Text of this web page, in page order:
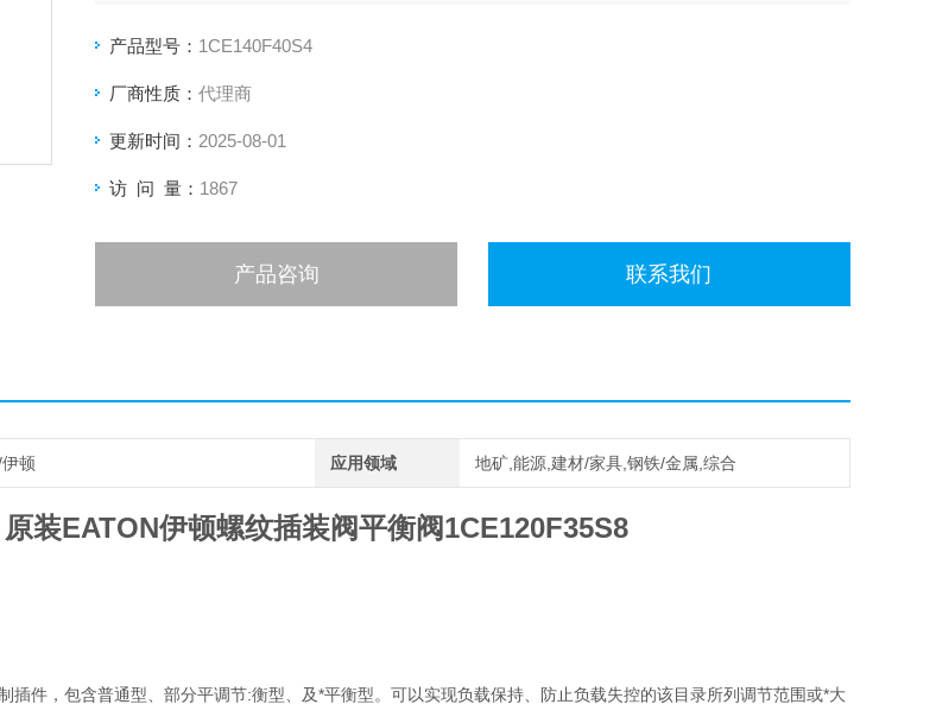
产品型号： 1CE140F40S4
厂商性质： 代理商
更新时间： 2025-08-01
访 问 量： 1867
产品咨询 联系我们
顿 应用领域 地矿,能源,建材/家具,钢铁/金属,综合
原装EATON伊顿螺纹插装阀平衡阀1CE120F35S8
插件，包含普通型、部分平调节:衡型、及*平衡型。可以实现负载保持、防止负载失控的该目录所列调节范围或*大